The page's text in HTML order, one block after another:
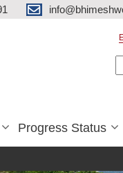
Progress Status